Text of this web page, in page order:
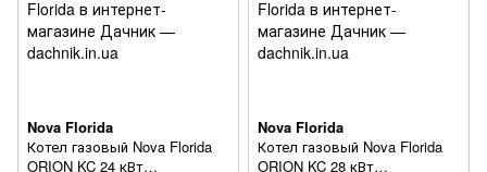
Nova Florida
Котел газовый Nova Florida
ORION KC 24 кВт
Nova Florida
Котел газовый Nova Florida
ORION KC 28 кВт